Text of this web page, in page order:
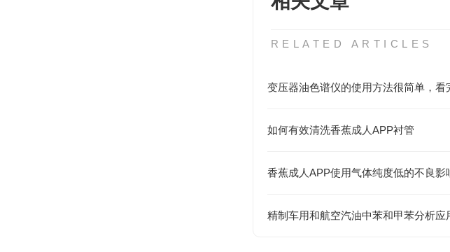
RELATED ARTICLES
如何有效清洗香蕉成人APP衬管
香蕉成人APP使用气体纯度低的不良影
精制车用和航空汽油中苯和甲苯分析应